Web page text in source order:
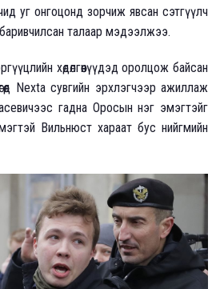
уг онгоцонд зорчиж явсан сэтгүүлч
талаар мэдээлжээ.
хөдөлгөөнүүдэд оролцож байсан
Nexta сувгийн эрхлэгчээр ажиллаж
гадна Оросын нэг эмэгтэйг
Вильнюст хараат бус нийгмийн